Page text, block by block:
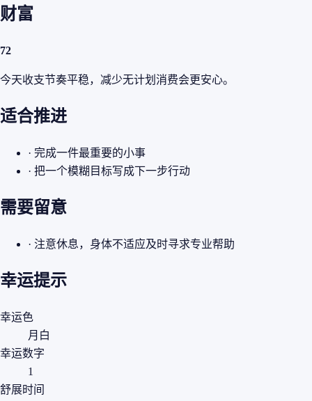
财富
72
今天收支节奏平稳，减少无计划消费会更安心。
适合推进
· 完成一件最重要的小事
· 把一个模糊目标写成下一步行动
需要留意
· 注意休息，身体不适应及时寻求专业帮助
幸运提示
幸运色
月白
幸运数字
1
舒展时间